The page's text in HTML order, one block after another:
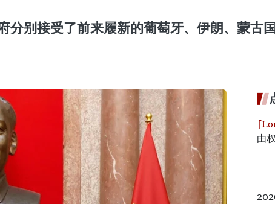
分别接受了前来履新的葡萄牙、伊朗、蒙古
由